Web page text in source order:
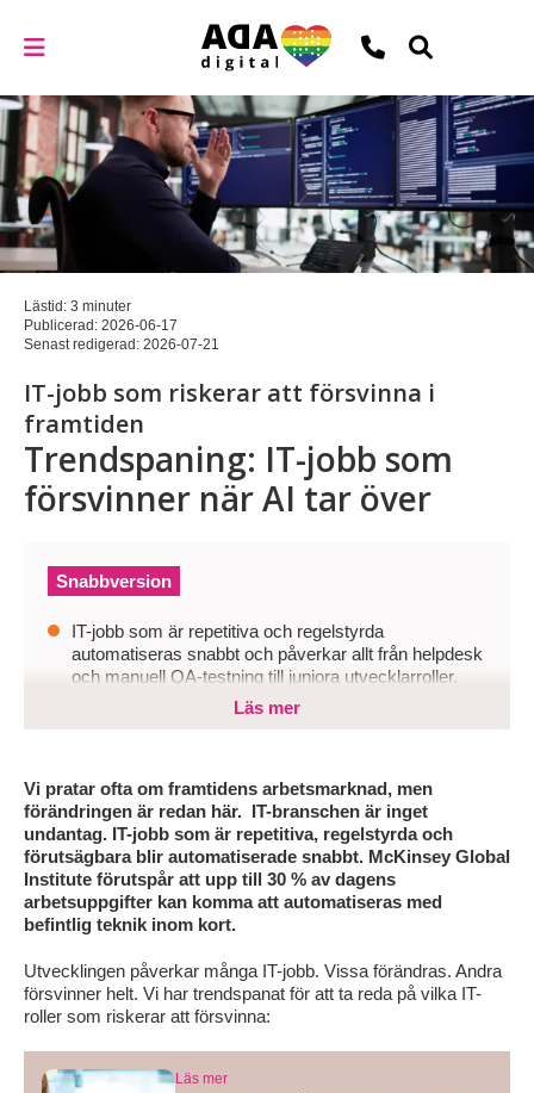
Lästid: 3 minuter
Publicerad: 2026-06-17
Senast redigerad: 2026-07-21
IT-jobb som riskerar att försvinna i
framtiden
Trendspaning: IT-jobb som
försvinner när AI tar över
Snabbversion
IT-jobb som är repetitiva och regelstyrda
automatiseras snabbt och påverkar allt från helpdesk
och manuell QA-testning till juniora utvecklarroller.
Organisationer som inte agerar riskerar att tappa
Den som kartlägger sitt kompetensgap nu, investerar
i reskilling och rekryterar på potential har ett tydligt
försprång när arbetsmarknaden ritas om.
Läs mer
Vi pratar ofta om framtidens arbetsmarknad, men
förändringen är redan här. IT-branschen är inget
undantag. IT-jobb som är repetitiva, regelstyrda och
förutsägbara blir automatiserade snabbt. McKinsey Global
Institute förutspår att upp till 30 % av dagens
arbetsuppgifter kan komma att automatiseras med
befintlig teknik inom kort.
Utvecklingen påverkar många IT-jobb. Vissa förändras. Andra
försvinner helt. Vi har trendspanat för att ta reda på vilka IT-
roller som riskerar att försvinna:
Läs mer